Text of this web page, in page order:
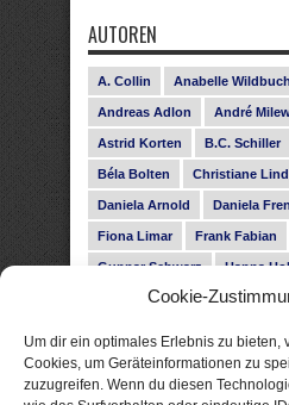
Cookie-
Um dir ein optimales Erlebnis zu bieten,
Cookies, um Geräteinformationen zu
zuzugreifen. Wenn du diesen
AUTOREN
A. Collin Anabelle Wildbuch
Andreas Adlon André
Astrid Korten B.C. Schiller
Béla Bolten Christiane Lind
Daniela Arnold Daniela
Fiona Limar Frank Fabian
Gunnar Schwarz Hanna
Heike Fröhling Ina Glahe
Leonie Haubrich Lilly
Malin Blunk Marcus